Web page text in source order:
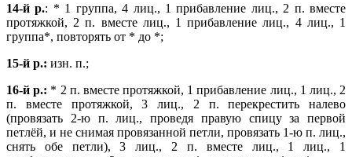
14-й р.: * 1 группа, 4 лиц., 1 прибавление лиц., 2 п. вместе
протяжкой, 2 п. вместе лиц., 1 прибавление лиц., 4 лиц., 1
группа*, повторять от * до *;
15-й р.: изн. п.;
16-й р.: * 2 п. вместе протяжкой, 1 прибавление лиц., 1 лиц., 2
п. вместе протяжкой, 3 лиц., 2 п. перекрестить налево
(провязать 2-ю п. лиц., проведя правую спицу за первой
петлёй, и не снимая провязанной петли, провязать 1-ю п. лиц.,
снять обе петли), 3 лиц., 2 п. вместе лиц., 1 лиц., 1